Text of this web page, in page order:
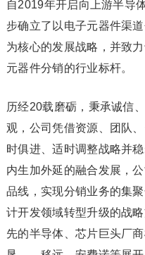
自2019年开启向上游半导
步确立了以电子元器件渠
为核心的发展战略，并致
元器件分销的行业标杆。
历经20载磨砺，秉承诚信
观，公司凭借资源、团队
时俱进、适时调整战略并
内生加外延的融合发展，
品线，实现分销业务的集
计开发领域转型升级的战
先的半导体、芯片巨头厂